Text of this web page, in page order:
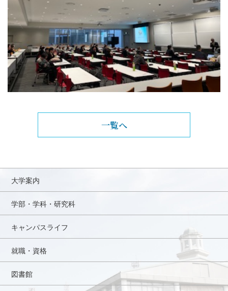
一覧へ
大学案内
学部・学科・研究科
キャンパスライフ
就職・資格
図書館